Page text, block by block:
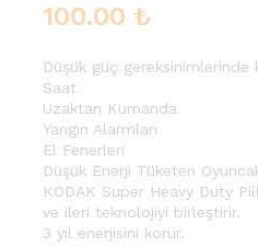
100.00 ₺
Düşük güç gereksinimlerinde
Saat
Uzaktan Kumanda
Yangın Alarmları
El Fenerleri
Düşük Enerji Tüketen
KODAK Super Heavy Duty
ve ileri teknolojiyi birleştirir.
3 yıl enerjisini korur.